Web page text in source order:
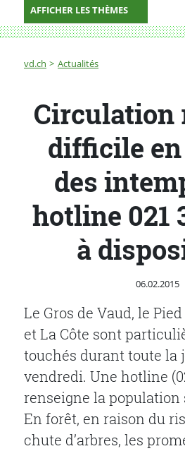
AFFICHER LES THÈMES
Fil d'Ariane
vd.ch Actualités
Circulation routière difficile
Circulation
difficile
des
hotline 021
à
Publié le
06.02.2015
Le Gros de Vaud, le
et La Côte sont
touchés durant toute la
vendredi. Une hotline
renseigne la population
En forêt, en raison du
chute d’arbres, les